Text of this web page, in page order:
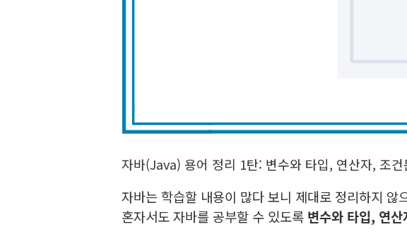
자바(Java) 용어 정리 1탄: 변수와 타입, 연산자, 조
자바는 학습할 내용이 많다 보니 제대로 정리하지 않
혼자서도 자바를 공부할 수 있도록 변수와 타입, 연